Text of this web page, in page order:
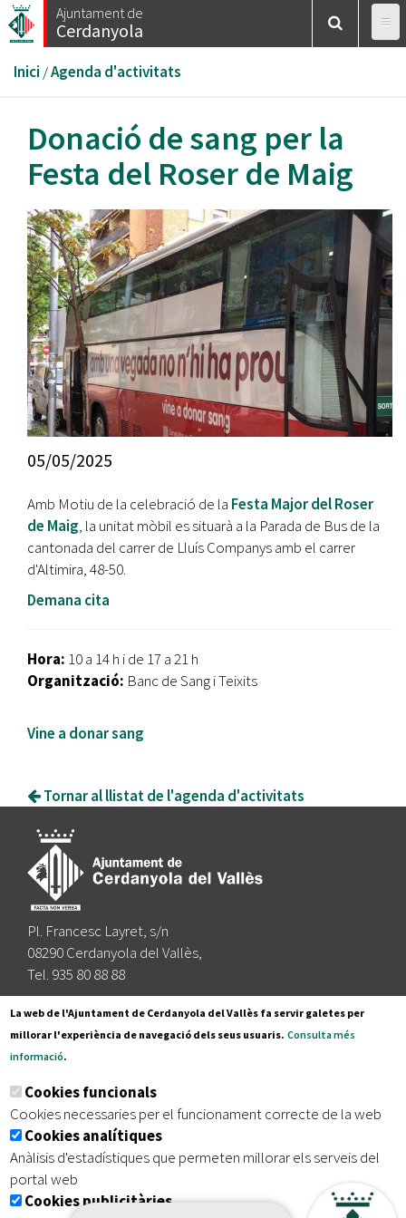
Vés
al
Ajuntament de
Cerdanyola
Esteu
aquí
Inici /Agenda d'activitats
Donació de sang per la
Festa del Roser de Maig
05/05/2025
Amb Motiu de la celebració de la Festa Major del Roser
de Maig, la unitat mòbil es situarà a la Parada de Bus de la
cantonada del carrer de Lluís Companys amb el carrer
d'Altimira, 48-50.
Demana cita
Hora: 10 a 14 h i de 17 a 21 h
Organització: Banc de Sang i Teixits
Vine a donar sang
Tornar al llistat de l'agenda d'activitats
Pl. Francesc Layret, s/n
08290 Cerdanyola del Vallès,
Tel. 935 80 88 88
Segueix-nos a:
Subscriu-te al nostre butlletí
Inici | Avís legal | Protecció de dades
| Accessibilitat
La web de l'Ajuntament de Cerdanyola del Vallès fa servir galetes per
millorar l'experiència de navegació dels seus usuaris. Consulta més
informació.
Cookies funcionals
Cookies necessaries per el funcionament correcte de la web
Cookies analítiques
Anàlisis d'estadístiques que permeten millorar els serveis del
portal web
Cookies publicitàries